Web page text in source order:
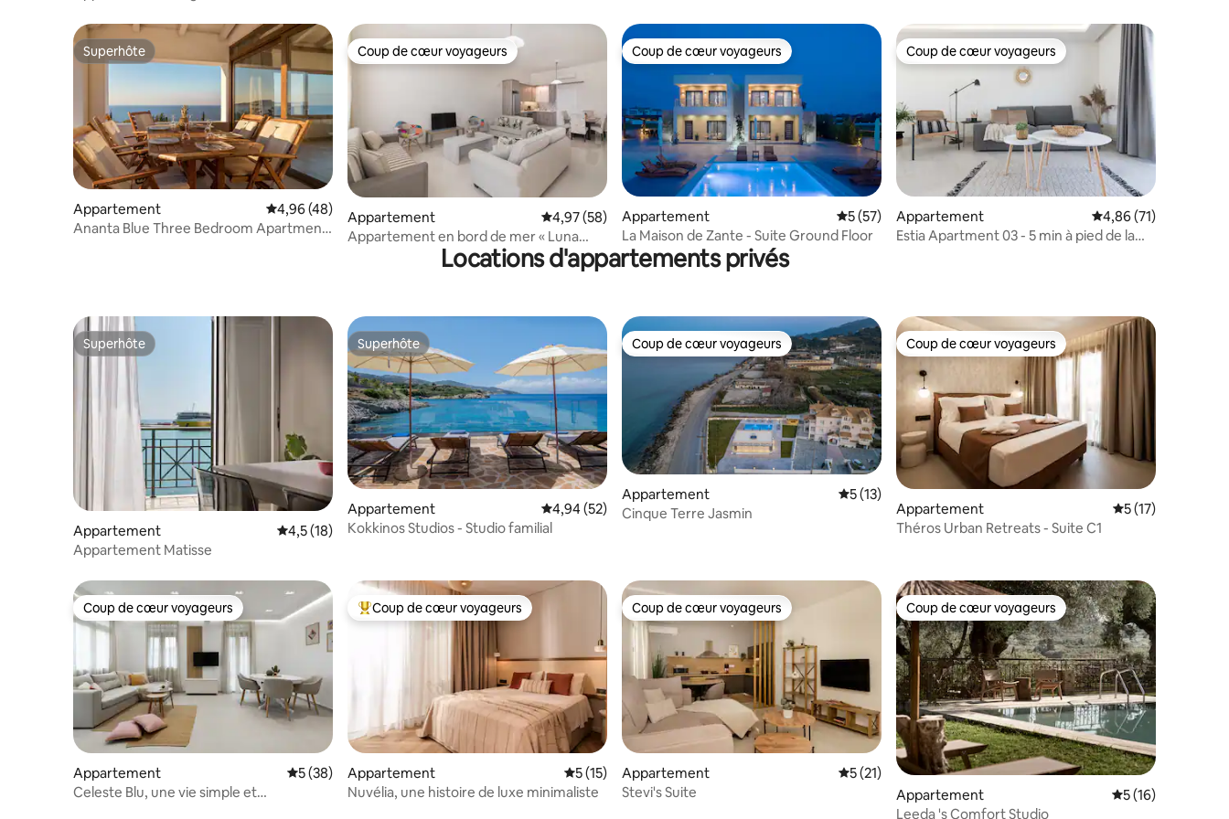
Superhôte
Superhôte
Appartement Évaluation moyenne sur la base de 48 commentaires : 4,96 sur 5
4,96 (48)
Ananta Blue Three Bedroom Apartment
Coup de cœur voyageurs
Coup de cœur voyageurs
Appartement Évaluation moyenne sur la base de 58 commentaires : 4,97 sur 5
4,97 (58)
Appartement en bord de mer « Luna
Coup de cœur voyageurs
Coup de cœur voyageurs
Appartement Évaluation moyenne sur la base de 57 commentaires : 5 sur 5
5 (57)
La Maison de Zante - Suite Ground Floor
Coup de cœur voyageurs
Coup de cœur voyageurs
Appartement Évaluation moyenne
4,86 (71)
Estia Apartment 03 - 5 min à pied de la
Locations d'appartements privés
Superhôte
Superhôte
Appartement Évaluation moyenne sur la base de 18 commentaires : 4,5 sur 5
4,5 (18)
Appartement Matisse
Superhôte
Superhôte
Appartement Évaluation moyenne sur la base de 52 commentaires : 4,94 sur 5
4,94 (52)
Kokkinos Studios - Studio familial
Coup de cœur voyageurs
Coup de cœur voyageurs
Appartement Évaluation moyenne sur la base de 13 commentaires : 5 sur 5
5 (13)
Cinque Terre Jasmin
Coup de cœur voyageurs
Coup de cœur voyageurs
Appartement Évaluation
5 (17)
Théros Urban Retreats - Suite C1
Coup de cœur voyageurs
Coup de cœur voyageurs
Appartement Évaluation moyenne sur la base de 38 commentaires : 5 sur 5
5 (38)
Celeste Blu, une vie simple et
Coups de cœur voyageurs les plus appréciés
Coup de cœur voyageurs
Appartement Évaluation moyenne sur la base de 15 commentaires : 5 sur 5
5 (15)
Nuvélia, une histoire de luxe minimaliste
Coup de cœur voyageurs
Coup de cœur voyageurs
Appartement Évaluation moyenne sur la base de 21 commentaires : 5 sur 5
5 (21)
Stevi's Suite
Coup de cœur voyageurs
Coup de cœur voyageurs
Appartement Évaluation
5 (16)
Leeda 's Comfort Studio